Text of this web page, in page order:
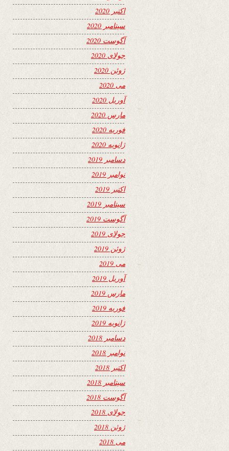
اکتبر 2020
سپتامبر 2020
آگوست 2020
جولای 2020
ژوئن 2020
می 2020
آوریل 2020
مارس 2020
فوریه 2020
ژانویه 2020
دسامبر 2019
نوامبر 2019
اکتبر 2019
سپتامبر 2019
آگوست 2019
جولای 2019
ژوئن 2019
می 2019
آوریل 2019
مارس 2019
فوریه 2019
ژانویه 2019
دسامبر 2018
نوامبر 2018
اکتبر 2018
سپتامبر 2018
آگوست 2018
جولای 2018
ژوئن 2018
می 2018